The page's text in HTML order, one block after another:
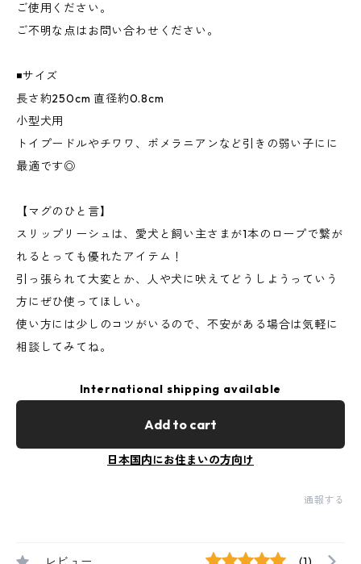
ご使用ください。
ご不明な点はお問い合わせください。
◾️サイズ
長さ約250cm 直径約0.8cm
小型犬用
トイプードルやチワワ、ポメラニアンなど引きの弱い子にに
最適です◎
【マグのひと言】
スリップリーシュは、愛犬と飼い主さまが1本のロープで繋が
れるとっても優れたアイテム！
引っ張られて大変とか、人や犬に吠えてどうしようっていう
方にぜひ使ってほしい。
使い方には少しのコツがいるので、不安がある場合は気軽に
相談してみてね。
International shipping available
Add to cart
日本国内にお住まいの方向け
通報する